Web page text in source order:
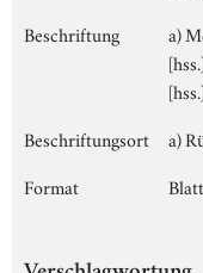
Beschriftung
a)
[hss.]
Beschriftungsort
a)
Format